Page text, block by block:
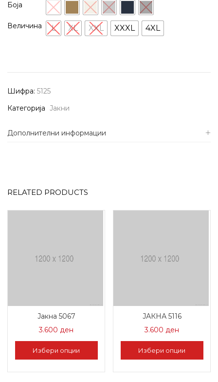
Боја
Величина L XL XXL XXXL 4XL
Шифра: 5125
Категорија Јакни
Дополнителни информации
RELATED PRODUCTS
Јакна 5067
3.600 ден
Избери опции
ЈАКНА 5116
3.600 ден
Избери опции